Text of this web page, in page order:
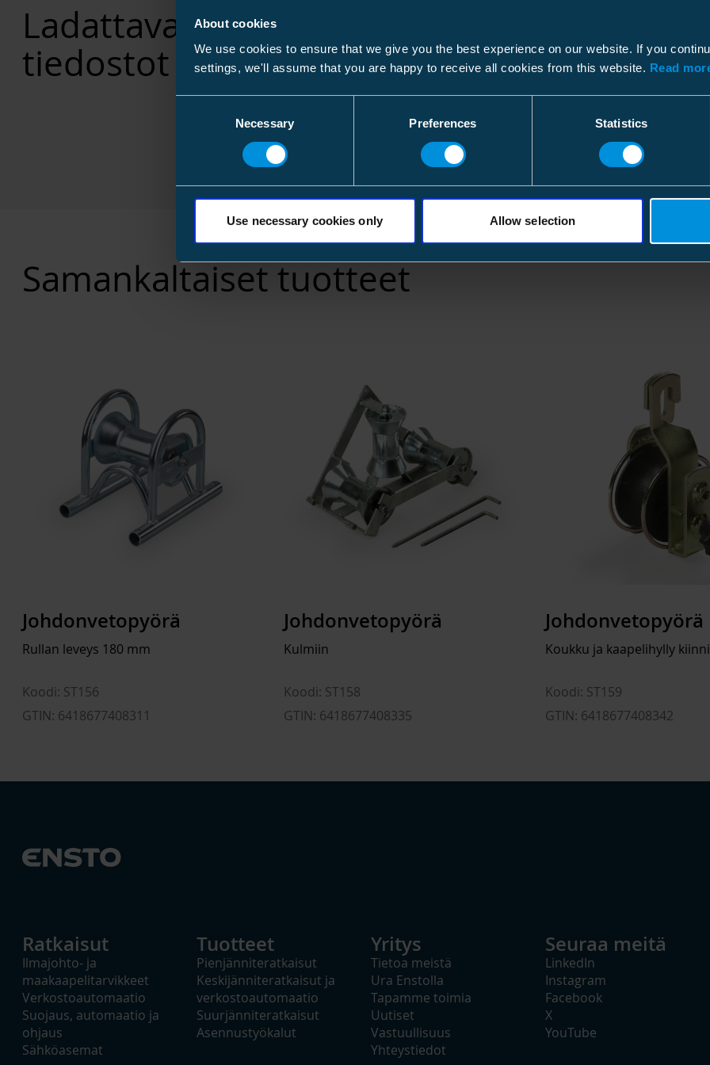
About cookies
We use cookies to ensure that we give you the best experience on our website. If you
settings, we'll assume that you are happy to receive all cookies from this website. Read
Necessary Preferences Statistics
Use necessary cookies only Allow selection
ETIM
ETIM Class
Tarvikkeen/varaosan tyyppi
Pakkauskoko
Syvyys
Paino
Tilavuus
Ladattavat
tiedostot
Tiedostotyyppi: PDF
Samankaltaiset tuotteet
Johdonvetopyörä
Rullan leveys 180 mm
Koodi: ST156
GTIN: 6418677408311
Johdonvetopyörä
Kulmiin
Koodi: ST158
GTIN: 6418677408335
Johdonvetopyörä
Koukku ja kaapelihylly
Koodi: ST159
GTIN: 6418677408342
Ratkaisut
Ilmajohto- ja
maakaapelitarvikkeet
Verkostoautomaatio
Suojaus, automaatio ja
ohjaus
Sähköasemat
Tuotteet
Pienjänniteratkaisut
Keskijänniteratkaisut ja
verkostoautomaatio
Suurjänniteratkaisut
Asennustyökalut
Yritys
Tietoa meistä
Ura Enstolla
Tapamme toimia
Uutiset
Vastuullisuus
Yhteystiedot
Seuraa meitä
LinkedIn
Instagram
Facebook
X
YouTube